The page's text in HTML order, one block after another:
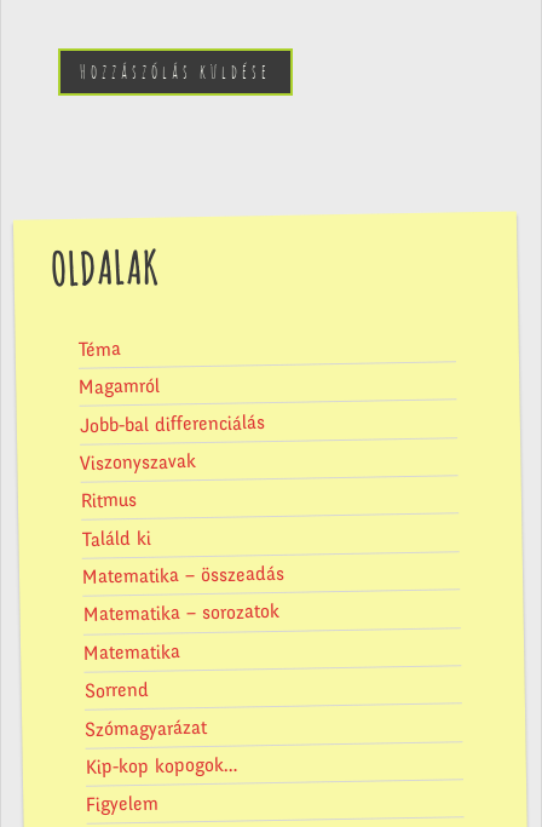
OLDALAK
Téma
Magamról
Jobb-bal differenciálás
Viszonyszavak
Ritmus
Találd ki
Matematika – összeadás
Matematika – sorozatok
Matematika
Sorrend
Szómagyarázat
Kip-kop kopogok…
Figyelem